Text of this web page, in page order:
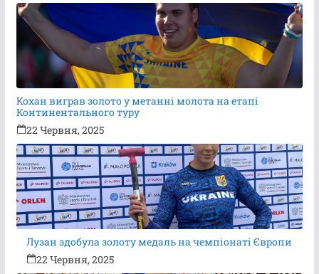
Кохан виграв золото у метанні молота на етапі
Континентального туру
22 Червня, 2025
Лузан здобула золоту медаль на чемпіонаті Європи
22 Червня, 2025